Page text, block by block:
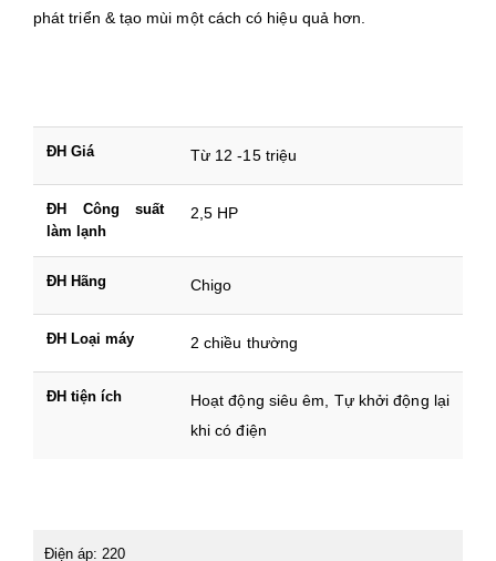
phát triển & tạo mùi một cách có hiệu quả hơn.
ĐH Giá Từ 12 -15 triệu
ĐH Công suất
làm lạnh
2,5 HP
ĐH Hãng Chigo
ĐH Loại máy 2 chiều thường
ĐH tiện ích
Hoạt động siêu êm, Tự khởi động lại
khi có điện
Điện áp: 220